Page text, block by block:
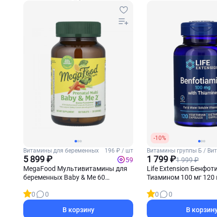
Витамины для беременных 196 ₽ / шт
5 899 ₽
59
MegaFood Мультивитамины для
беременных Baby & Me 60
0
0
В корзину
-10%
Витамины группы Б /
Б1 (Тиамин)
1 799 ₽1 999 ₽
Life Extension
Тиамином 100 мг 120
0
0
В